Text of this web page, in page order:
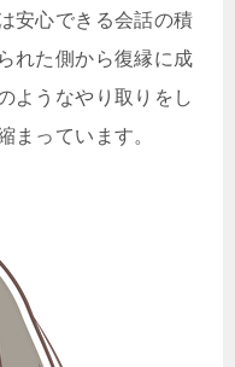
安心できる会話の積
れた側から復縁に成
ようなやり取りをし
まっています。